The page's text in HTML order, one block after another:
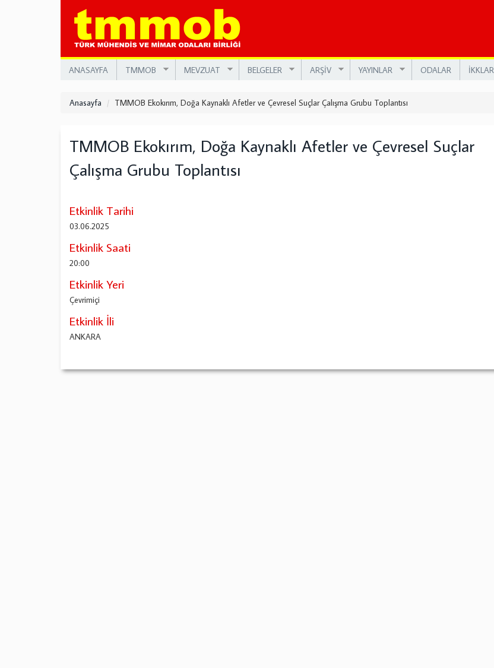
ANASAYFA TMMOB MEVZUAT BELGELER ARŞİV YAYINLAR ODALAR İKKLAR
Anasayfa TMMOB Ekokırım, Doğa Kaynaklı Afetler ve Çevresel Suçlar Çalışma Grubu Toplantısı
TMMOB Ekokırım, Doğa Kaynaklı Afetler ve Çevresel Suçlar
Çalışma Grubu Toplantısı
Etkinlik Tarihi
03.06.2025
Etkinlik Saati
20:00
Etkinlik Yeri
Çevrimiçi
Etkinlik İli
ANKARA